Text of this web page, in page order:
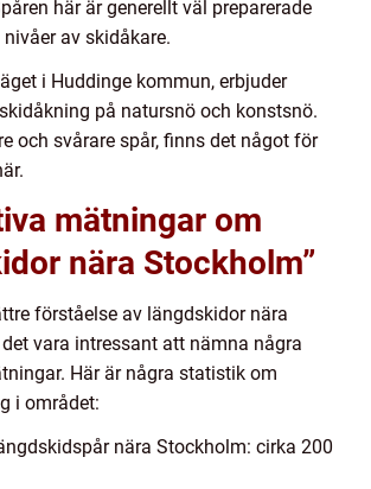
här är generellt väl preparerade
av skidåkare.
i Huddinge kommun, erbjuder
på natursnö och konstsnö.
och svårare spår, finns det något för
mätningar om
nära Stockholm”
förståelse av längdskidor nära
vara intressant att nämna några
Här är några statistik om
i området:
nära Stockholm: cirka 200